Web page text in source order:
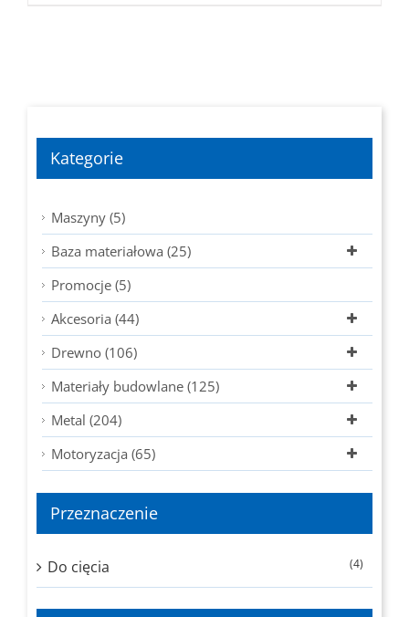
Kategorie
Maszyny (5)
Baza materiałowa (25)
Promocje (5)
Akcesoria (44)
Drewno (106)
Materiały budowlane (125)
Metal (204)
Motoryzacja (65)
Przeznaczenie
Do cięcia (4)